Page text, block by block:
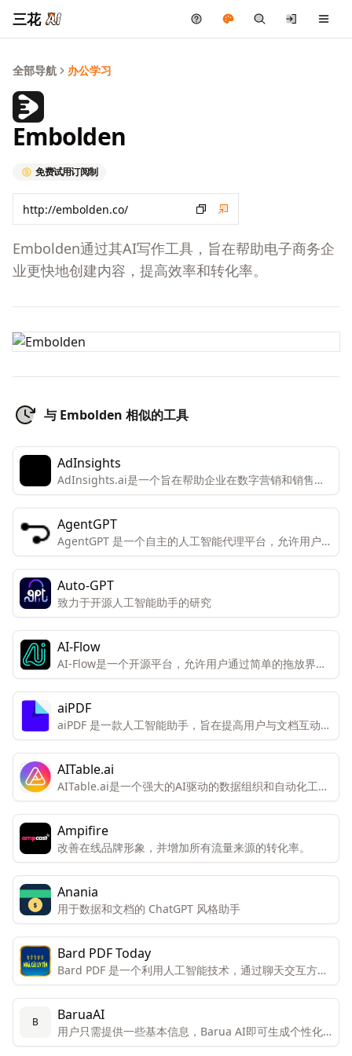
三花
全部导航 办公学习
Embolden
免费试用订阅制
Embolden通过其AI写作工具，旨在帮助电子商务企
业更快地创建内容，提高效率和转化率。
与 Embolden 相似的工具
AdInsights
AdInsights.ai是一个旨在帮助企业在数字营销和销售方
面实现增长和效率的平台。
AgentGPT
AgentGPT 是一个自主的人工智能代理平台，允许用户在
浏览器中创建和部署可定制的自主AI代理。
Auto-GPT
致力于开源人工智能助手的研究
AI-Flow
AI-Flow是一个开源平台，允许用户通过简单的拖放界面
创建自定义的AI工具。该平台专为创新者和创造者设计，
便于他们连接和组合不同的AI模型以获得独特的结果。
aiPDF
aiPDF 是一款人工智能助手，旨在提高用户与文档互动的
效率和体验。
AITable.ai
AITable.ai是一个强大的AI驱动的数据组织和自动化工
具，旨在通过其视觉界面和集成能力简化个人和企业的
CRM、项目管理和生产力需求。
Ampifire
改善在线品牌形象，并增加所有流量来源的转化率。
Anania
用于数据和文档的 ChatGPT 风格助手
Bard PDF Today
Bard PDF 是一个利用人工智能技术，通过聊天交互方式
帮助用户理解和处理PDF文档的创新工具。
B BaruaAI
用户只需提供一些基本信息，Barua AI即可生成个性化
的销售邮件。